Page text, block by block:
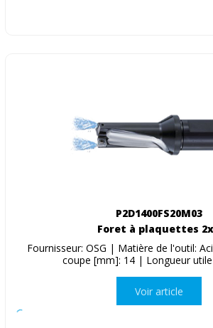
P2D1400FS20M03
Foret à plaquettes
Fournisseur: OSG | Matière de l'outil:
coupe [mm]: 14 | Longueur
Voir article